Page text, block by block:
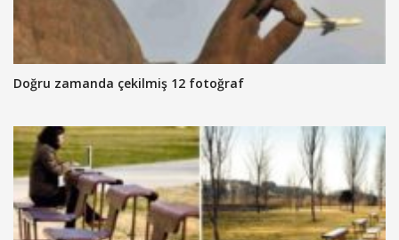
Doğru zamanda çekilmiş 12 fotoğraf